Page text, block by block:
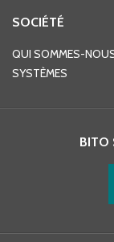
SOCIÉTÉ
QUI SOMMES-
SYSTÈMES
BITO